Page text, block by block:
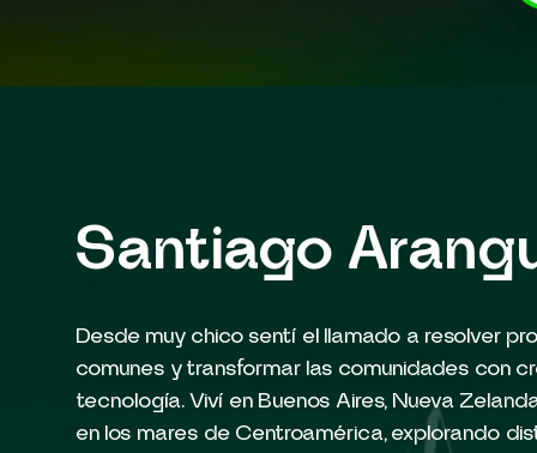
Santiago
Desde muy chico sentí el llamado a resolver
comunes y transformar las comunidades con
tecnología. Viví en Buenos Aires, Nueva
en los mares de Centroamérica, explorando